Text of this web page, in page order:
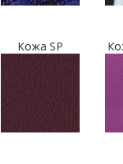
Кожа SP